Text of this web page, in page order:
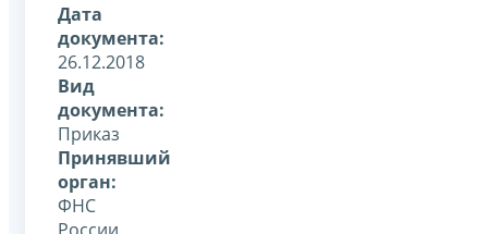
Дата
документа:
26.12.2018
Вид
документа:
Приказ
Принявший
орган:
ФНС